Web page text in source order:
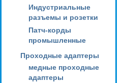
Индустриальные
разъемы и розетки
Патч-корды
промышленные
Проходные адаптеры
медные проходные
адаптеры